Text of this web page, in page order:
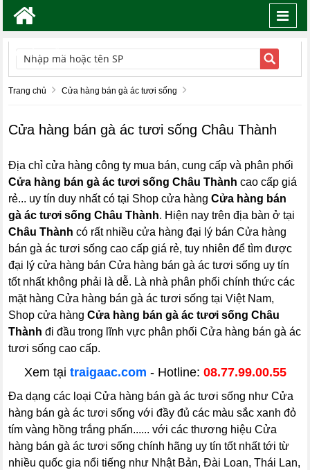
TÌM KIẾM
Trang chủ Cửa hàng bán gà ác tươi sống
Cửa hàng bán gà ác tươi sống Châu Thành
Địa chỉ cửa hàng công ty mua bán, cung cấp và phân phối
Cửa hàng bán gà ác tươi sống Châu Thành cao cấp giá
rẻ... uy tín duy nhất có tại Shop cửa hàngCửa hàng bán
gà ác tươi sống Châu Thành. Hiện nay trên địa bàn ở tại
Châu Thành có rất nhiều cửa hàng đại lý bán Cửa hàng
bán gà ác tươi sống cao cấp giá rẻ, tuy nhiên để tìm được
đại lý cửa hàng bán Cửa hàng bán gà ác tươi sống uy tín
tốt nhất không phải là dễ. Là nhà phân phối chính thức các
mặt hàng Cửa hàng bán gà ác tươi sống tại Việt Nam,
Shop cửa hàngCửa hàng bán gà ác tươi sống Châu
Thành đi đầu trong lĩnh vực phân phối Cửa hàng bán gà ác
tươi sống cao cấp.
Xem tại traigaac.com - Hotline: 08.77.99.00.55
Đa dạng các loại Cửa hàng bán gà ác tươi sống như Cửa
hàng bán gà ác tươi sống với đầy đủ các màu sắc xanh đỏ
tím vàng hồng trắng phấn...... với các thương hiệu Cửa
hàng bán gà ác tươi sống chính hãng uy tín tốt nhất tới từ
nhiều quốc gia nổi tiếng như Nhật Bản, Đài Loan, Thái Lan,